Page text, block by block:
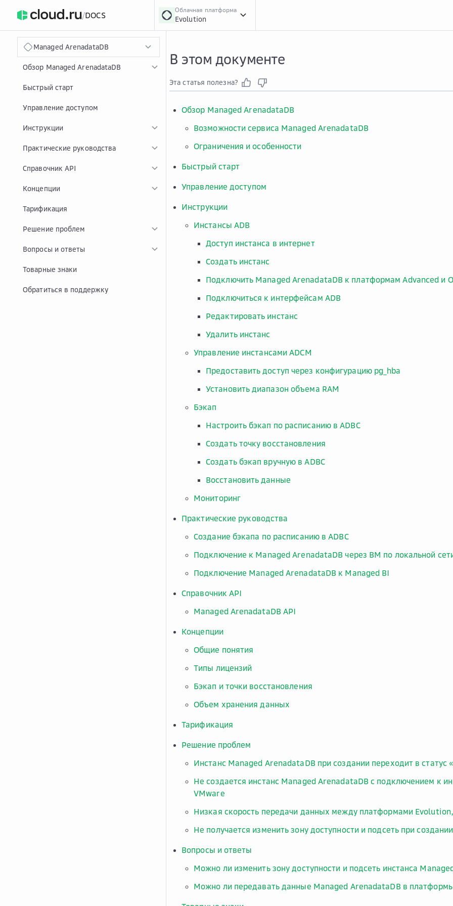
/DOCS
Облачная платформа
Evolution
Managed ArenadataDB
Обзор Managed ArenadataDB
Быстрый старт
Управление доступом
Инструкции
Практические руководства
Справочник API
Концепции
Тарификация
Решение проблем
Вопросы и ответы
Товарные знаки
Обратиться в поддержку
В этом документе
Эта статья полезна?
Обзор Managed ArenadataDB
Возможности сервиса Managed ArenadataDB
Ограничения и особенности
Быстрый старт
Управление доступом
Инструкции
Инстансы ADB
Доступ инстанса в интернет
Создать инстанс
Подключить Managed ArenadataDB к платформам Advanced и
Подключиться к интерфейсам ADB
Редактировать инстанс
Удалить инстанс
Управление инстансами ADCM
Предоставить доступ через конфигурацию pg_hba
Установить диапазон объема RAM
Бэкап
Настроить бэкап по расписанию в ADBC
Создать точку восстановления
Создать бэкап вручную в ADBC
Восстановить данные
Мониторинг
Практические руководства
Создание бэкапа по расписанию в ADBC
Подключение к Managed ArenadataDB через ВМ по локальной
Подключение Managed ArenadataDB к Managed BI
Справочник API
Managed ArenadataDB API
Концепции
Общие понятия
Типы лицензий
Бэкап и точки восстановления
Объем хранения данных
Тарификация
Решение проблем
Инстанс Managed ArenadataDB при создании переходит в статус
Не создается инстанс Managed ArenadataDB с подключением к
VMware
Низкая скорость передачи данных между платформами
Не получается изменить зону доступности и подсеть при
Вопросы и ответы
Можно ли изменить зону доступности и подсеть инстанса
Можно ли передавать данные Managed ArenadataDB в